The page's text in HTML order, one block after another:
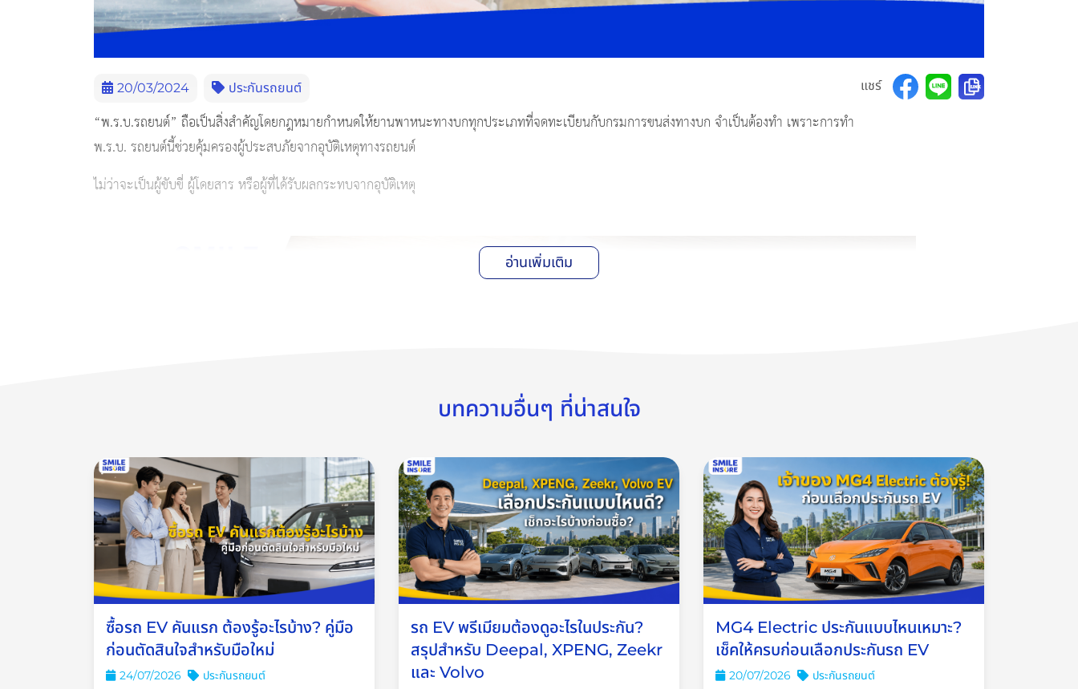
20/03/2024 ประกันรถยนต์ แชร์
“พ.ร.บ.รถยนต์” ถือเป็นสิ่งสำคัญโดยกฎหมายกำหนดให้ยานพาหนะทางบกทุกประเภทที่จดทะเบียนกับกรมการขนส่งทางบก จำเป็นต้องทำ เพราะการทำ
พ.ร.บ. รถยนต์นี้ช่วยคุ้มครองผู้ประสบภัยจากอุบัติเหตุทางรถยนต์
ไม่ว่าจะเป็นผู้ขับขี่ ผู้โดยสาร หรือผู้ที่ได้รับผลกระทบจากอุบัติเหตุ
อ่านเพิ่มเติม
บทความอื่นๆ ที่น่าสนใจ
ซื้อรถ EV คันแรก ต้องรู้อะไรบ้าง? คู่มือ
ก่อนตัดสินใจสำหรับมือใหม่
24/07/2026 ประกันรถยนต์
รถ EV พรีเมียมต้องดูอะไรในประกัน?
สรุปสำหรับ Deepal, XPENG, Zeekr
และ Volvo
MG4 Electric ประกันแบบไหนเหมาะ?
เช็คให้ครบก่อนเลือกประกันรถ EV
20/07/2026 ประกันรถยนต์